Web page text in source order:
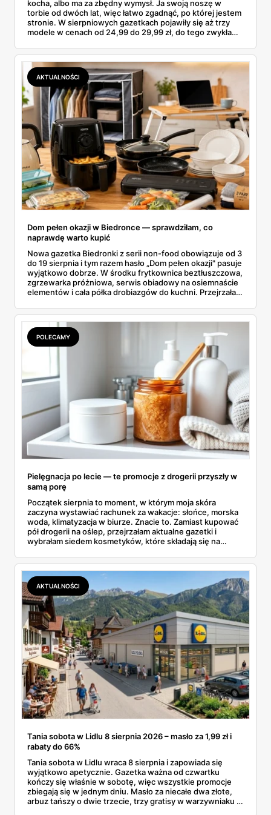
kocha, albo ma za zbędny wymysł. Ja swoją noszę w
torbie od dwóch lat, więc łatwo zgadnąć, po której jestem
stronie. W sierpniowych gazetkach pojawiły się aż trzy
modele w cenach od 24,99 do 29,99 zł, do tego zwykła
wszystkie oferty i policzyłam, kiedy taki zakup faktycznie
się opłaca.
AKTUALNOŚCI
Dom pełen okazji w Biedronce — sprawdziłam, co
naprawdę warto kupić
Nowa gazetka Biedronki z serii non-food obowiązuje od 3
do 19 sierpnia i tym razem hasło „Dom pełen okazji" pasuje
wyjątkowo dobrze. W środku frytkownica beztłuszczowa,
zgrzewarka próżniowa, serwis obiadowy na osiemnaście
elementów i cała półka drobiazgów do kuchni. Przejrzałam
się przy półce z samego rana.
POLECAMY
Pielęgnacja po lecie — te promocje z drogerii przyszły w
samą porę
Początek sierpnia to moment, w którym moja skóra
zaczyna wystawiać rachunek za wakacje: słońce, morska
woda, klimatyzacja w biurze. Znacie to. Zamiast kupować
pół drogerii na oślep, przejrzałam aktualne gazetki i
wybrałam siedem kosmetyków, które składają się na
dermokosmetyki Vichy. Wszystkie ceny sprawdziłam w
ofertach, terminy też.
AKTUALNOŚCI
Tania sobota w Lidlu 8 sierpnia 2026 – masło za 1,99 zł i
rabaty do 66%
Tania sobota w Lidlu wraca 8 sierpnia i zapowiada się
wyjątkowo apetycznie. Gazetka ważna od czwartku
kończy się właśnie w sobotę, więc wszystkie promocje
zbiegają się w jednym dniu. Masło za niecałe dwa złote,
arbuz tańszy o dwie trzecie, trzy gratisy w warzywniaku i